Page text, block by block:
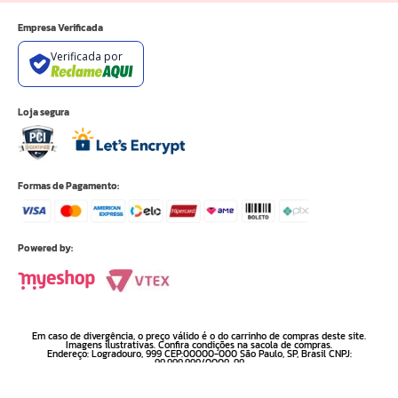
Empresa Verificada
Verificada por
Loja segura
Formas de Pagamento:
Powered by:
Em caso de divergência, o preço válido é o do carrinho de compras deste site.
Imagens ilustrativas. Confira condições na sacola de compras.
Endereço: Logradouro, 999 CEP:00000-000 São Paulo, SP, Brasil CNPJ:
99.999.999/0009-99